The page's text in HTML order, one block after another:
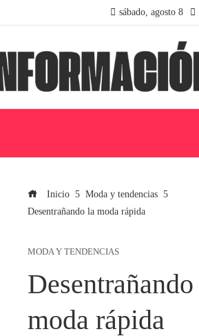
sábado, agosto 8
Inicio
Moda y tendencias
Desentrañando la moda rápida
MODA Y TENDENCIAS
moda rápida